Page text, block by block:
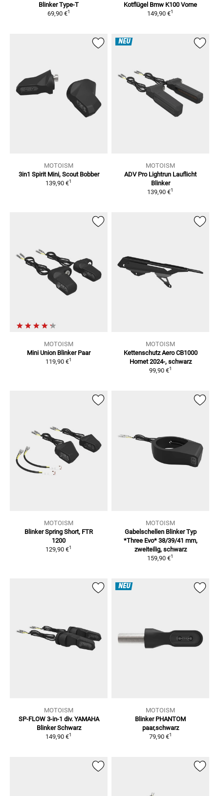
Blinker Type-T
69,90 €1
Kotflügel Bmw K100 Vorne
149,90 €1
MOTOISM
3in1 Spirit Mini, Scout Bobber
139,90 €1
NEU
MOTOISM
ADV Pro Lightrun Lauflicht
Blinker
139,90 €1
MOTOISM
Mini Union Blinker Paar
119,90 €1
MOTOISM
Kettenschutz Aero CB1000
Hornet 2024-, schwarz
99,90 €1
MOTOISM
Blinker Spring Short, FTR
1200
129,90 €1
MOTOISM
Gabelschellen Blinker Typ
*Three Evo* 38/39/41 mm,
zweiteilig, schwarz
159,90 €1
MOTOISM
SP-FLOW 3-in-1 div. YAMAHA
Blinker Schwarz
149,90 €1
NEU
MOTOISM
Blinker PHANTOM
paar,schwarz
79,90 €1